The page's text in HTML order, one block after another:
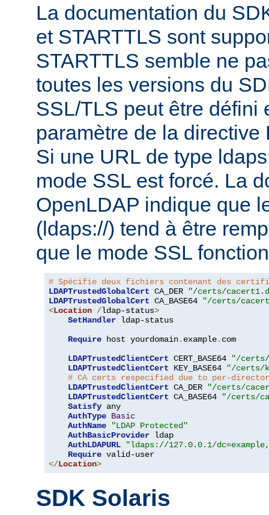
La documentation du
et STARTTLS sont
STARTTLS semble ne
toutes les versions du
SSL/TLS peut être défini
paramètre de la
Si une URL de type
mode SSL est forcé. La
OpenLDAP indique que
(ldaps://) tend à être
que le mode SSL
# Spécifie deux fichiers contenant des
LDAPTrustedGlobalCert CA_DER
"/certs/
LDAPTrustedGlobalCert CA_BASE64
"/certs/
<Location /ldap-status>
SetHandler ldap-status
Require host yourdomain. example. com
LDAPTrustedClientCert CERT_BASE64
"/certs/
LDAPTrustedClientCert KEY_BASE64
"/certs/
# CA certs respecified due to per-
LDAPTrustedClientCert CA_DER
"/certs/
LDAPTrustedClientCert CA_BASE64
"/certs/
Satisfy any
AuthType Basic
AuthName
"LDAP Protected"
AuthBasicProvider ldap
AuthLDAPURL
"ldaps://127.0.0.1/
Require
</Location>
SDK Solaris